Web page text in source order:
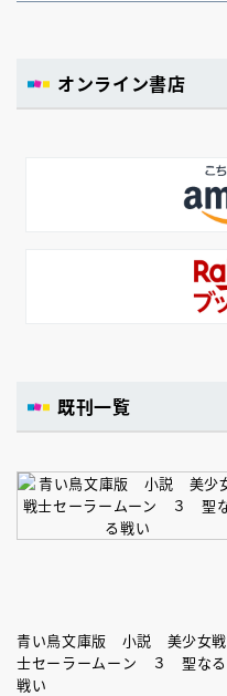
オンライン書店
既刊一覧
青い鳥文庫版 小説 美少女戦
士セーラームーン ３ 聖なる
戦い